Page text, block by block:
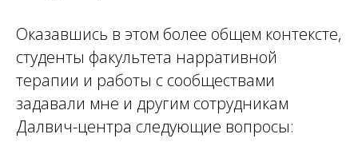
Оказавшись в этом более общем контексте,
студенты факультета нарративной
терапии и работы с сообществами
задавали мне и другим сотрудникам
Далвич-центра следующие вопросы: